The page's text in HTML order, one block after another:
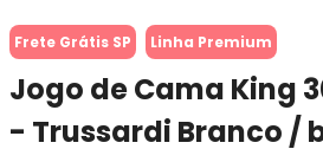
Frete Grátis SP Linha Premium
Jogo de Cama King
- Trussardi Branco /